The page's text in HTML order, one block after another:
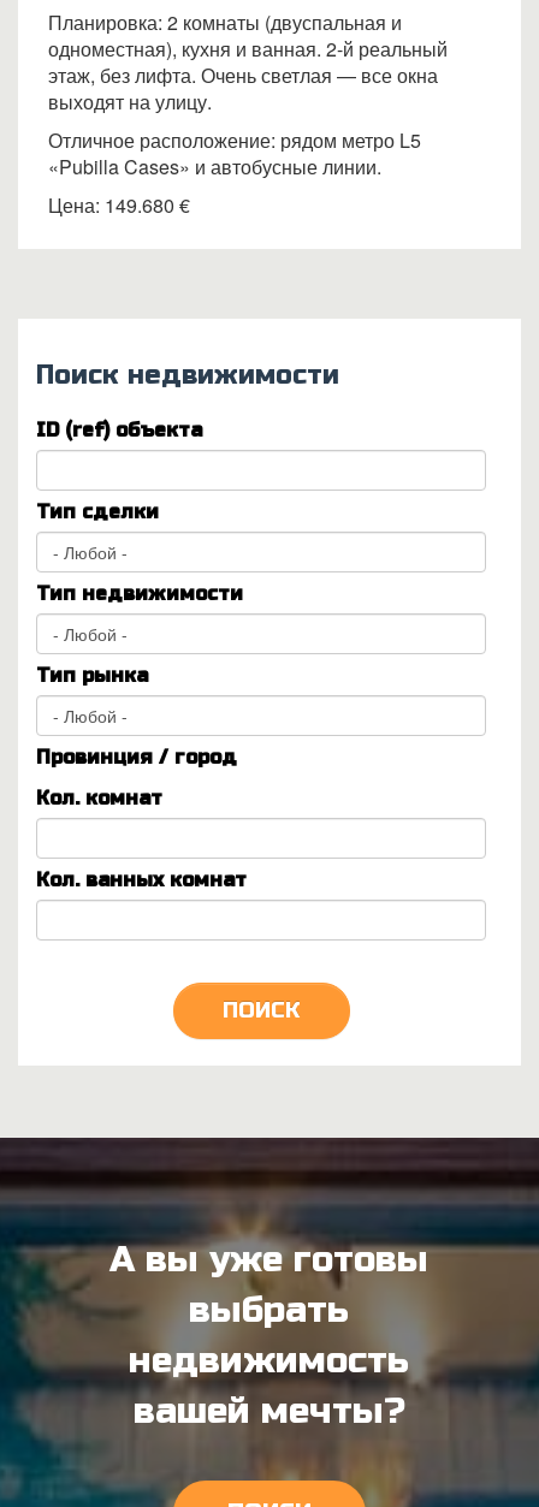
Планировка: 2 комнаты (двуспальная и
одноместная), кухня и ванная. 2-й реальный
этаж, без лифта. Очень светлая — все окна
выходят на улицу.
Отличное расположение: рядом метро L5
«Pubilla Cases» и автобусные линии.
Цена: 149.680 €
Поиск недвижимости
ID (ref) объекта
Тип сделки
Тип недвижимости
Тип рынка
Провинция / город
Кол. комнат
Кол. ванных комнат
ПОИСК
А вы уже готовы
выбрать
недвижимость
вашей мечты?